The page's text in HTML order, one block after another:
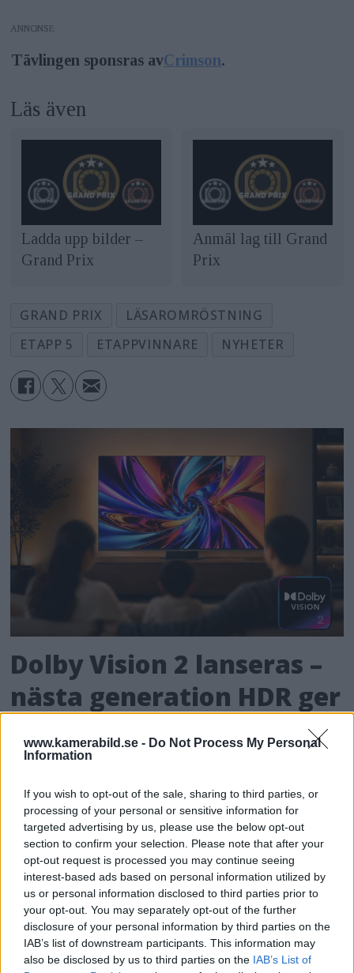
www.kamerabild.se - Do Not Process My Personal
Information
If you wish to opt-out of the sale, sharing to third parties, or
processing of your personal or sensitive information for
targeted advertising by us, please use the below opt-out
section to confirm your selection. Please note that after your
opt-out request is processed you may continue seeing
interest-based ads based on personal information utilized by
us or personal information disclosed to third parties prior to
your opt-out. You may separately opt-out of the further
disclosure of your personal information by third parties on the
IAB’s list of downstream participants. This information may
also be disclosed by us to third parties on the IAB’s List of
ANNONS
Tävlingen sponsras avCrimson.
Läs även
Ladda upp bilder –
Grand Prix
Anmäl lag till Grand
Prix
GRAND PRIX
LÄSAROMRÖSTNING
ETAPP 5
ETAPPVINNARE NYHETER
Dolby Vision 2 lanseras –
nästa generation HDR ger
bättre bild
För de som älskar både film och dynamiskt
bildmotor som analyserar bilden och scenen
och förbättrar den för tittaren.